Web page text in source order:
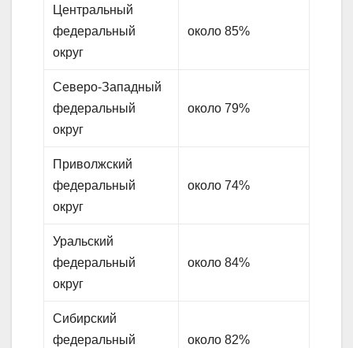
Центральный
федеральный
округ
около 85%
Северо-Западный
федеральный
округ
около 79%
Приволжский
федеральный
округ
около 74%
Уральский
федеральный
округ
около 84%
Сибирский
федеральный
около 82%